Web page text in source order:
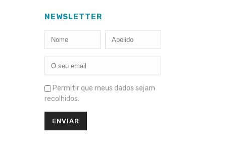
NEWSLETTER
Permitir que meus dados sejam
recolhidos.